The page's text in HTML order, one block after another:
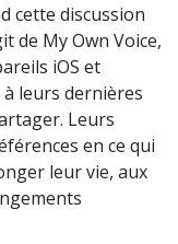
cette discussion
de My Own Voice,
iOS et
leurs dernières
Leurs
en ce qui
leur vie, aux